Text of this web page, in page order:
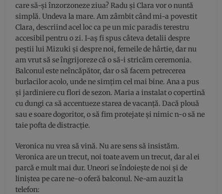
care să-și înzorzoneze ziua? Radu și Clara vor o nuntă
simplă. Undeva la mare. Am zâmbit când mi-a povestit
Clara, descriind acel loc ca pe un mic paradis terestru
accesibil pentru o zi. I-aș fi spus câteva detalii despre
peștii lui Mizuki și despre noi, femeile de hârtie, dar nu
am vrut să se îngrijoreze că o să-i stricăm ceremonia.
Balconul este neîncăpător, dar o să facem petrecerea
burlacilor acolo, unde ne simțim cel mai bine. Ana a pus
și jardiniere cu flori de sezon. Maria a instalat o copertină
cu dungi ca să accentueze starea de vacanță. Dacă plouă
sau e soare dogoritor, o să fim protejate și nimic n-o să ne
taie pofta de distracție.
Veronica nu vrea să vină. Nu are sens să insistăm.
Veronica are un trecut, noi toate avem un trecut, dar al ei
parcă e mult mai dur. Uneori se îndoiește de noi și de
liniștea pe care ne-o oferă balconul. Ne-am auzit la
telefon: